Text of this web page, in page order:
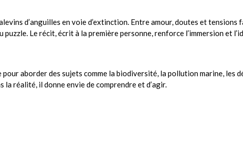
d’anguilles en voie d’extinction. Entre amour, doutes et
Le récit, écrit à la première personne, renforce l’immersion et
aborder des sujets comme la biodiversité, la pollution marine, les
réalité, il donne envie de comprendre et d’agir.